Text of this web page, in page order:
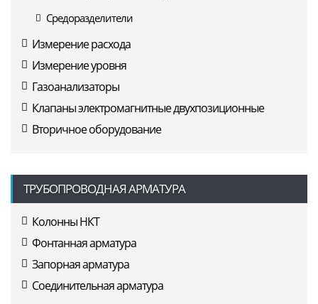
Средоразделители
Измерение расхода
Измерение уровня
Газоанализаторы
Клапаны электромагнитные двухпозиционные
Вторичное оборудование
ТРУБОПРОВОДНАЯ АРМАТУРА
Колонны НКТ
Фонтанная арматура
Запорная арматура
Соединительная арматура